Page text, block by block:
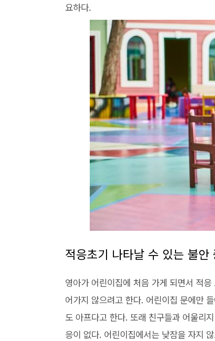
요하다.
적응초기 나타날 수 있는 불안
영아가 어린이집에 처음 가게 되면서 적
어가지 않으려고 한다. 어린이집 문에만
도 아프다고 한다. 또래 친구들과 어울리
응이 없다. 어린이집에서는 낮잠을 자지